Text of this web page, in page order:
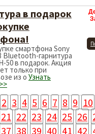
в подарок
смартфона Sony
Bluetooth-гарнитура
50 в подарок. Акция
только при
из о Узнать
2 3 4 5 6 7 8 9 10
21 22 23 24 25 26
37 38 39 40 41 42